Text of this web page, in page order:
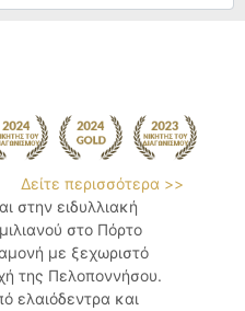
Δείτε περισσότερα >>
στην ειδυλλιακή
στο Πόρτο
με ξεχωριστό
της Πελοποννήσου.
ελαιόδεντρα και